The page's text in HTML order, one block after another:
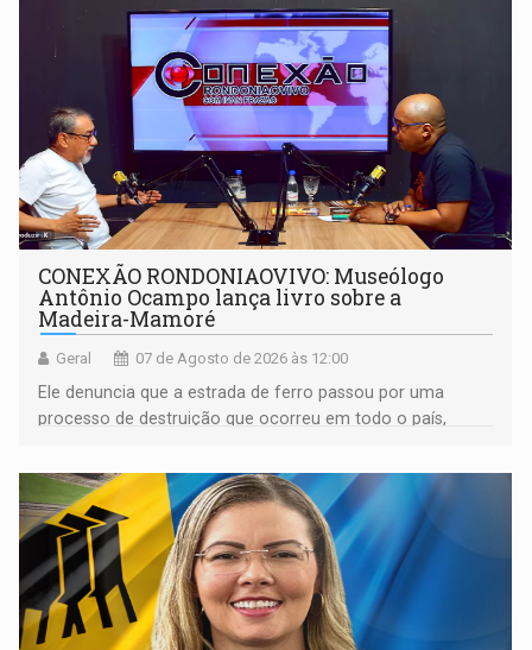
CONEXÃO RONDONIAOVIVO: Museólogo
Antônio Ocampo lança livro sobre a
Madeira-Mamoré
Geral 07 de Agosto de 2026 às 12:00
Ele denuncia que a estrada de ferro passou por uma
processo de destruição que ocorreu em todo o país,